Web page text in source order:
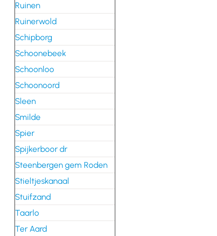
Ruinen
Ruinerwold
Schipborg
Schoonebeek
Schoonloo
Schoonoord
Sleen
Smilde
Spier
Spijkerboor dr
Steenbergen gem Roden
Stieltjeskanaal
Stuifzand
Taarlo
Ter Aard